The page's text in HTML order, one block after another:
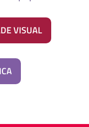
VISUAL